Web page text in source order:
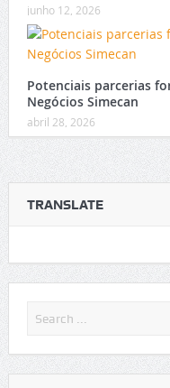
junho 12, 2026
Potenciais parcerias
Negócios Simecan
abril 28, 2026
TRANSLATE